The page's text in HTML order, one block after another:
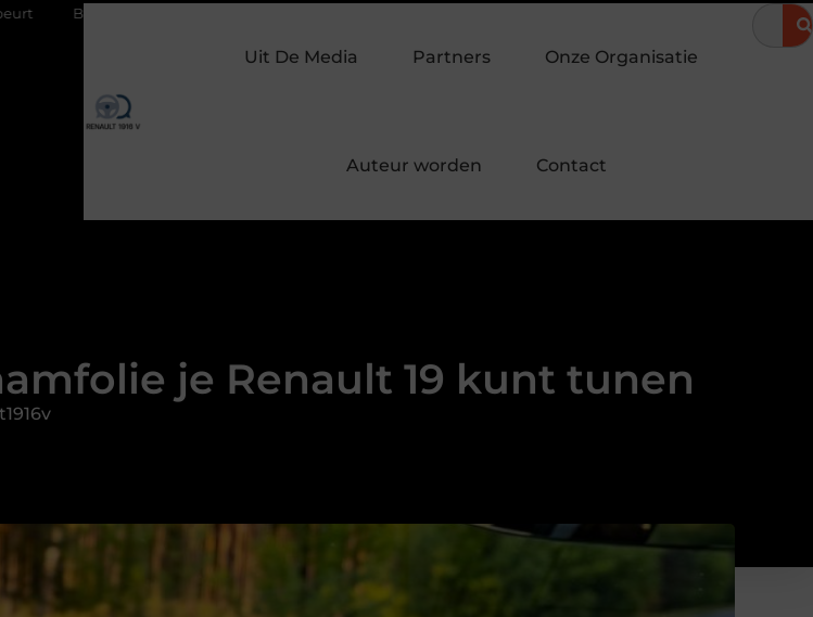
bestellen voor een onvergetelijke zomeravond Hoe een landingspagina laten maken bijdraagt aan meer
Uit De Media Partners Onze Organisatie
Auteur worden Contact
je Renault 19 kunt tunen